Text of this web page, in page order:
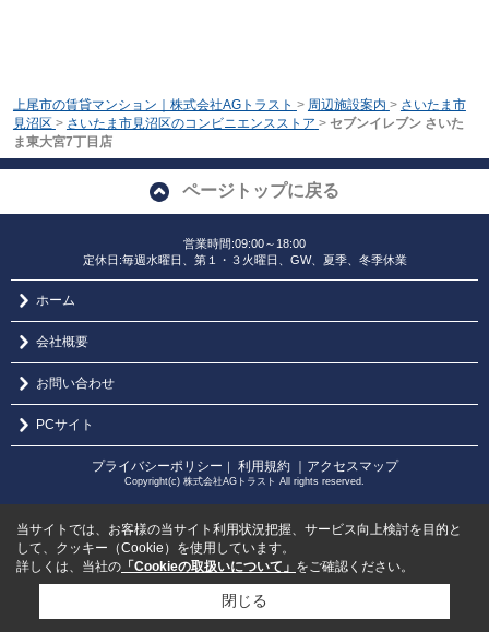
上尾市の賃貸マンション｜株式会社AGトラスト > 周辺施設案内 > さいたま市
見沼区 > さいたま市見沼区のコンビニエンスストア > セブンイレブン さいた
ま東大宮7丁目店
ページトップに戻る
営業時間:09:00～18:00
定休日:毎週水曜日、第１・３火曜日、GW、夏季、冬季休業
ホーム
会社概要
お問い合わせ
PCサイト
プライバシーポリシー ｜ 利用規約 ｜アクセスマップ
Copyright(c) 株式会社AGトラスト All rights reserved.
当サイトでは、お客様の当サイト利用状況把握、サービス向上検討を目的と
して、クッキー（Cookie）を使用しています。
詳しくは、当社の 「Cookieの取扱いについて」 をご確認ください。
閉じる